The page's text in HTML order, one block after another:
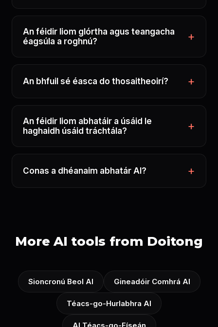
An féidir liom glórtha agus teangacha
éagsúla a roghnú?
An bhfuil sé éasca do thosaitheoirí?
An féidir liom abhatáir a úsáid le
haghaidh úsáid tráchtála?
Conas a dhéanaim abhatár AI?
More AI tools from Doitong
Sioncronú Beol AI Gineadóir Comhrá AI
Téacs-go-Hurlabhra AI